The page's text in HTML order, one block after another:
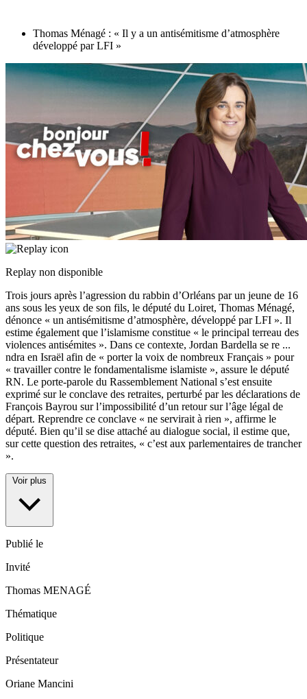
Thomas Ménagé : « Il y a un antisémitisme d’atmosphère
développé par LFI »
Replay non disponible
Trois jours après l’agression du rabbin d’Orléans par un jeune de 16
ans sous les yeux de son fils, le député du Loiret, Thomas Ménagé,
dénonce « un antisémitisme d’atmosphère, développé par LFI ». Il
estime également que l’islamisme constitue « le principal terreau des
violences antisémites ». Dans ce contexte, Jordan Bardella se re ...
ndra en Israël afin de « porter la voix de nombreux Français » pour
« travailler contre le fondamentalisme islamiste », assure le député
RN. Le porte-parole du Rassemblement National s’est ensuite
exprimé sur le conclave des retraites, perturbé par les déclarations de
François Bayrou sur l’impossibilité d’un retour sur l’âge légal de
départ. Reprendre ce conclave « ne servirait à rien », affirme le
député. Bien qu’il se dise attaché au dialogue social, il estime que,
sur cette question des retraites, « c’est aux parlementaires de trancher
».
Voir plus
Publié le
Invité
Thomas MENAGÉ
Thématique
Politique
Présentateur
Oriane Mancini